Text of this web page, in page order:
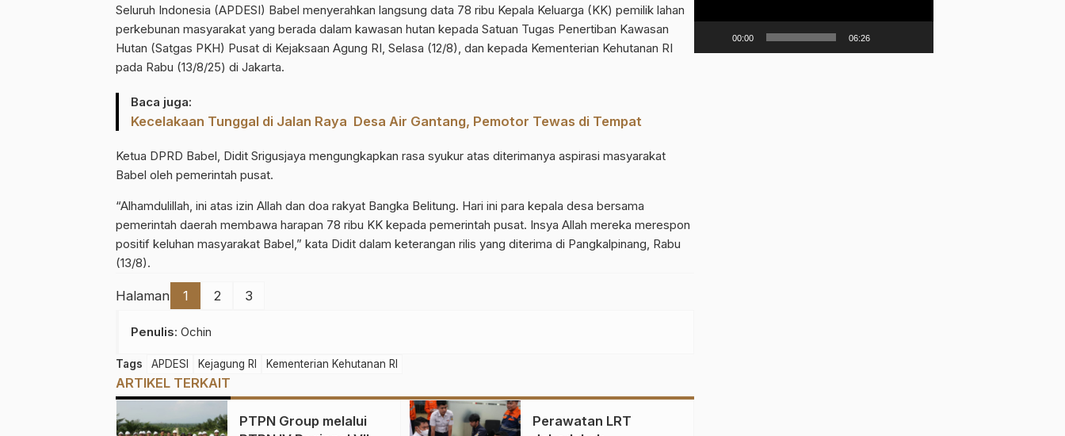
Seluruh Indonesia (APDESI) Babel menyerahkan langsung data 78 ribu Kepala Keluarga (KK) pemilik lahan
perkebunan masyarakat yang berada dalam kawasan hutan kepada Satuan Tugas Penertiban Kawasan
Hutan (Satgas PKH) Pusat di Kejaksaan Agung RI, Selasa (12/8), dan kepada Kementerian Kehutanan RI
pada Rabu (13/8/25) di Jakarta.
Baca juga:
Kecelakaan Tunggal di Jalan Raya Desa Air Gantang, Pemotor Tewas di Tempat
Ketua DPRD Babel, Didit Srigusjaya mengungkapkan rasa syukur atas diterimanya aspirasi masyarakat
Babel oleh pemerintah pusat.
“Alhamdulillah, ini atas izin Allah dan doa rakyat Bangka Belitung. Hari ini para kepala desa bersama
pemerintah daerah membawa harapan 78 ribu KK kepada pemerintah pusat. Insya Allah mereka merespon
positif keluhan masyarakat Babel,” kata Didit dalam keterangan rilis yang diterima di Pangkalpinang, Rabu
(13/8).
Halaman 1 2 3
Penulis: Ochin
Tags APDESI Kejagung RI Kementerian Kehutanan RI
ARTIKEL TERKAIT
PTPN Group melalui
Perawatan LRT
00:00 06:26